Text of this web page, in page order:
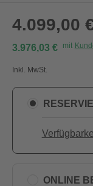
4.099,00
3.976,03 € mit
Inkl. MwSt.
ONLINE